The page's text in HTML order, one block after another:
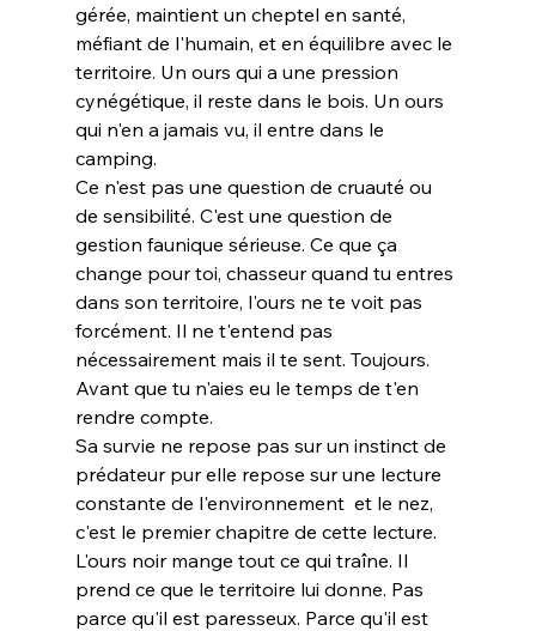
gérée, maintient un cheptel en santé,
méfiant de l'humain, et en équilibre avec le
territoire. Un ours qui a une pression
cynégétique, il reste dans le bois. Un ours
qui n'en a jamais vu, il entre dans le
camping.
Ce n'est pas une question de cruauté ou
de sensibilité. C'est une question de
gestion faunique sérieuse. Ce que ça
change pour toi, chasseur quand tu entres
dans son territoire, l'ours ne te voit pas
forcément. Il ne t'entend pas
nécessairement mais il te sent. Toujours.
Avant que tu n'aies eu le temps de t'en
rendre compte.
Sa survie ne repose pas sur un instinct de
prédateur pur elle repose sur une lecture
constante de l'environnement  et le nez,
c'est le premier chapitre de cette lecture.
L'ours noir mange tout ce qui traîne. Il
prend ce que le territoire lui donne. Pas
parce qu'il est paresseux. Parce qu'il est